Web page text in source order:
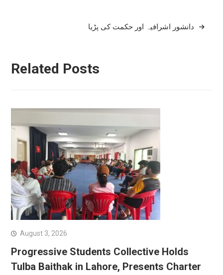
دانشور اشرافیہ اور حکمت کی پڑیا
Related Posts
August 3, 2026
Progressive Students Collective Holds
Tulba Baithak in Lahore, Presents Charter